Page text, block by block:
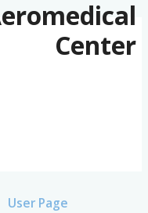
Center
User Page